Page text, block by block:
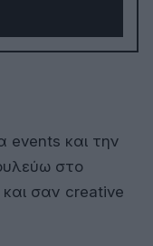
events και την
στο
και σαν creative